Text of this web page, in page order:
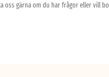
oss gärna om du har frågor eller vill